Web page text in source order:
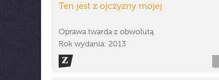
Ten jest z ojczyzny mojej
Oprawa twarda z obwolutą
Rok wydania: 2013